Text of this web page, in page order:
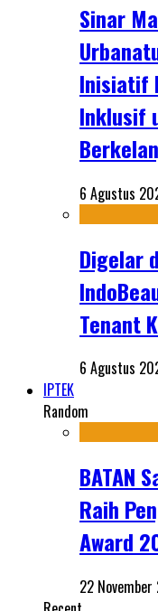
Sinar
Inisiatif
Inklusif
6 Agustus
Digelar
Tenant
6 Agustus
IPTEK
Random
BATAN
Raih
Award
22 November